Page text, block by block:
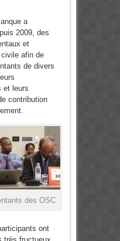
a
2009, des
et
afin de
de divers
et leurs
contribution
des OSC
ont